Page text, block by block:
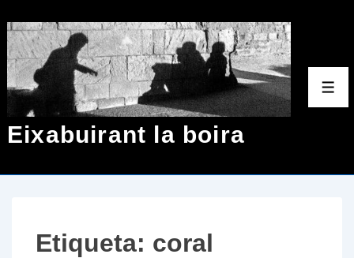
Salta
al
contingut
principal
Eixabuirant la boira
Etiqueta: coral